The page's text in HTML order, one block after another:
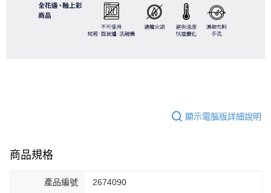
顯示電腦版詳細說明
商品規格
產品編號 2674090